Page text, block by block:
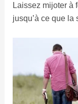
Laissez mijoter à
jusqu’à ce que la